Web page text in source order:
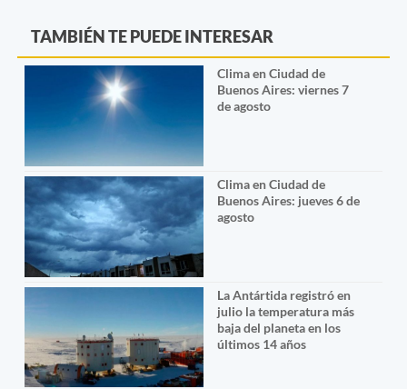
TAMBIÉN TE PUEDE INTERESAR
Clima en Ciudad de
Buenos Aires: viernes 7
de agosto
Clima en Ciudad de
Buenos Aires: jueves 6 de
agosto
La Antártida registró en
julio la temperatura más
baja del planeta en los
últimos 14 años